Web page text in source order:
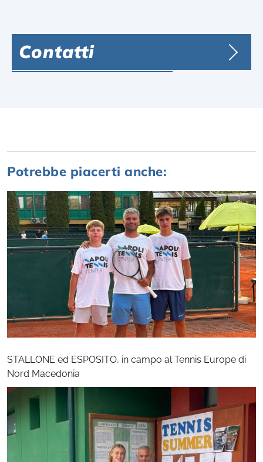
Contatti
Potrebbe piacerti anche:
STALLONE ed ESPOSITO, in campo al Tennis Europe di
Nord Macedonia